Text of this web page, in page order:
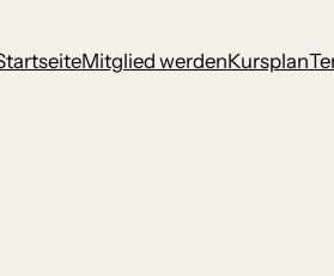
Mitglied werdenKursplan